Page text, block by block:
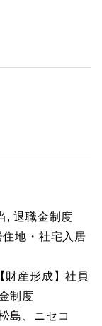
, 退職金制度
地・社宅入居
産形成】社員
制度
島、ニセコ